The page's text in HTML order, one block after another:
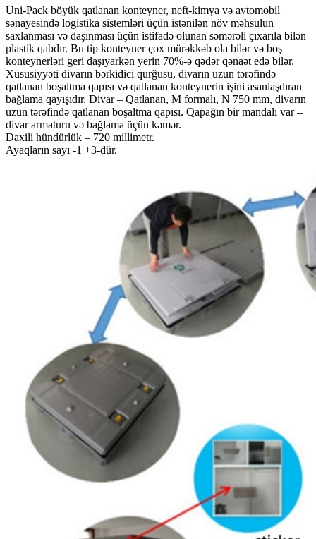
Uni-Pack böyük qatlanan konteyner, neft-kimya və avtomobil
sənayesində logistika sistemləri üçün istənilən növ məhsulun
saxlanması və daşınması üçün istifadə olunan səmərəli çıxarıla bilən
plastik qabdır. Bu tip konteyner çox mürəkkəb ola bilər və boş
konteynerləri geri daşıyarkən yerin 70%-ə qədər qənaət edə bilər.
Xüsusiyyəti divarın bərkidici qurğusu, divarın uzun tərəfində
qatlanan boşaltma qapısı və qatlanan konteynerin işini asanlaşdıran
bağlama qayışıdır. Divar – Qatlanan, M formalı, N 750 mm, divarın
uzun tərəfində qatlanan boşaltma qapısı. Qapağın bir mandalı var –
divar armaturu və bağlama üçün kəmər.
Daxili hündürlük – 720 millimetr.
Ayaqların sayı -1 +3-dür.